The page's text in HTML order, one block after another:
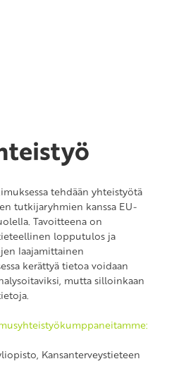
tehdään yhteistyötä
tutkijaryhmien kanssa EU-
Tavoitteena on
lopputulos ja
laajamittainen
kerättyä tietoa voidaan
mutta silloinkaan
Kansanterveystieteen